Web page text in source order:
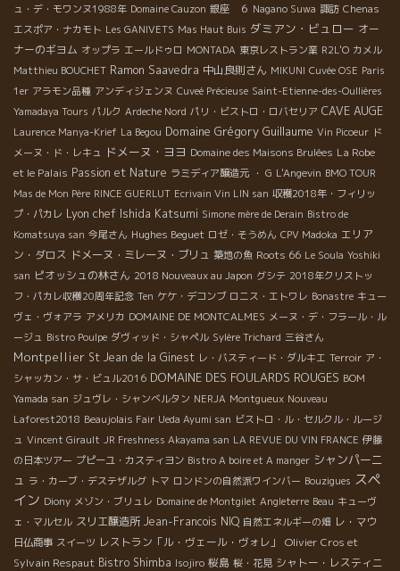
ュ・デ・モワンヌ1988年 Domaine Cauzon 銀座 ６ Nagano Suwa 諏訪 Chenas
エスポア・ナカモト Les GANIVETS Mas Haut Buis ダミアン・ビュロー オー
ナーのギヨム オップラ エールドゥロ MONTADA 東京レストラン業 R2L'O カメル
Matthieu BOUCHET Ramon Saavedra 中山良則さん MIKUNI Cuvée OSE Paris
1er アラモン品種 アンディジェンヌ Cuveé Précieuse Saint-Etienne-des-Oullières
Yamadaya Tours パルク Ardeche Nord パリ・ビストロ・ロバセリア CAVE AUGE
Laurence Manya-Krief La Begou Domaine Grégory Guillaume Vin Picoeur ド
メーヌ・ド・レキュ ドメーヌ・ヨヨ Domaine des Maisons Brulées La Robe
et le Palais Passion et Nature ラミディア醸造元 ・ G L'Angevin BMO TOUR
Mas de Mon Père RINCE GUERLUT Ecrivain Vin LIN san 収穫2018年・フィリッ
プ・パカレ Lyon chef Ishida Katsumi Simone mère de Derain Bistro de
Komatsuya san 今尾さん Hughes Beguet ロゼ・そうめん CPV Madoka エリア
ン・ダロス ドメーヌ・ミレーヌ・ブリュ 築地の魚 Roots 66 Le Soula Yoshiki
san ピオッシュの林さん 2018 Nouveaux au Japon グシテ 2018年クリストッ
フ・パカレ収穫20周年記念 Ten ケケ・デコンブ ロニス・エトワレ Bonastre キュー
ヴェ・ヴォアラ アメリカ DOMAINE DE MONTCALMES メーヌ・デ・フラール・ル
ージュ Bistro Poulpe ダヴィッド・シャペル Sylère Trichard 三谷さん
Montpellier St Jean de la Ginest レ・バスティード・ダルキエ Terroir ア・
シャッカン・サ・ビュル2016 DOMAINE DES FOULARDS ROUGES BOM
Yamada san ジュヴレ・シャンべルタン NERJA Montgueux Nouveau
Laforest2018 Beaujolais Fair Ueda Ayumi san ビストロ・ル・セルクル・ルージ
ュ Vincent Girault JR Freshness Akayama san LA REVUE DU VIN FRANCE 伊藤
の日本ツアー プピーユ・カスティヨン Bistro A boire et A manger シャンパーニ
ュ ラ・カーブ・デステザルグ トマ ロンドンの自然派ワインバー Bouzigues スペ
イン Diony メゾン・ブリュレ Domaine de Montgilet Angleterre Beau キューヴ
ェ・マルセル スリエ醸造所 Jean-Francois NIQ 自然エネルギーの畑 レ・マウ
日仏商事 スイーツ レストラン「ル・ヴェール・ヴォレ」
Olivier Cros et
Sylvain Respaut Bistro Shimba Isojiro 桜島 桜・花見 シャトー・レスティニ